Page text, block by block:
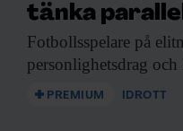
tänka
Fotbollsspelare på
personlighetsdrag
PREMIUM IDROTT